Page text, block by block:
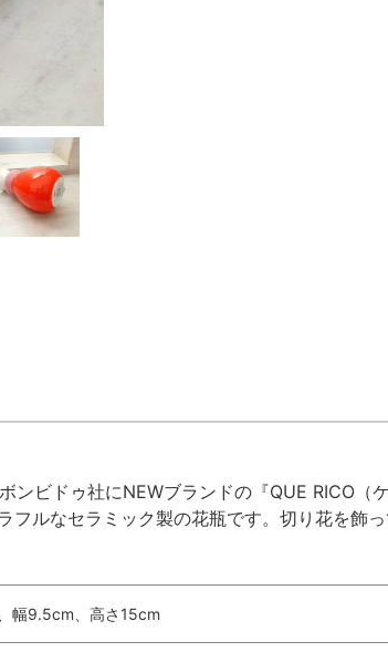
ビドゥ社にNEWブランドの『QUE RICO（
フルなセラミック製の花瓶です。切り花を飾
幅9.5cm、高さ15cm